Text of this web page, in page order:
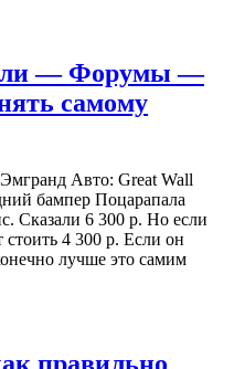
— Форумы —
самому
Авто: Great Wall
бампер Поцарапала
Сказали 6 300 р. Но если
стоить 4 300 р. Если он
лучше это самим